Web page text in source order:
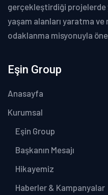
gerçekleştirdiği
yaşam alanları yaratma
odaklanma misyonuyla öne
Eşin Group
Anasayfa
Kurumsal
Eşin Group
Başkanın Mesajı
Hikayemiz
Haberler & Kampanyalar